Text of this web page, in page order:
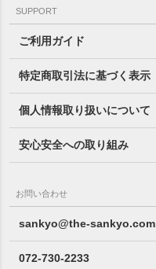
SUPPORT
ご利用ガイド
特定商取引法に基づく表示
個人情報取り扱いについて
安心安全への取り組み
お問い合わせ
sankyo@the-sankyo.com
072-730-2233